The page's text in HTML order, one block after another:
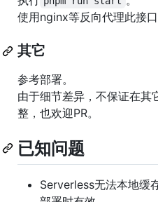
使用nginx等反向代理此接口
其它
参考部署。
由于细节差异，不保证在其
整，也欢迎PR。
已知问题
Serverless无法本地缓